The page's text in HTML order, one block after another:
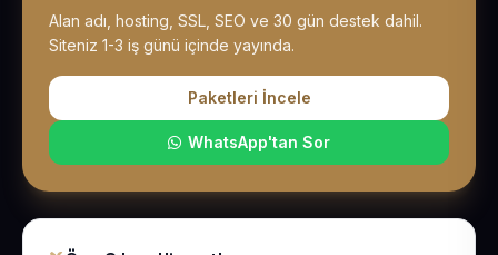
Alan adı, hosting, SSL, SEO ve 30 gün destek dahil.
Siteniz 1-3 iş günü içinde yayında.
Paketleri İncele
WhatsApp'tan Sor